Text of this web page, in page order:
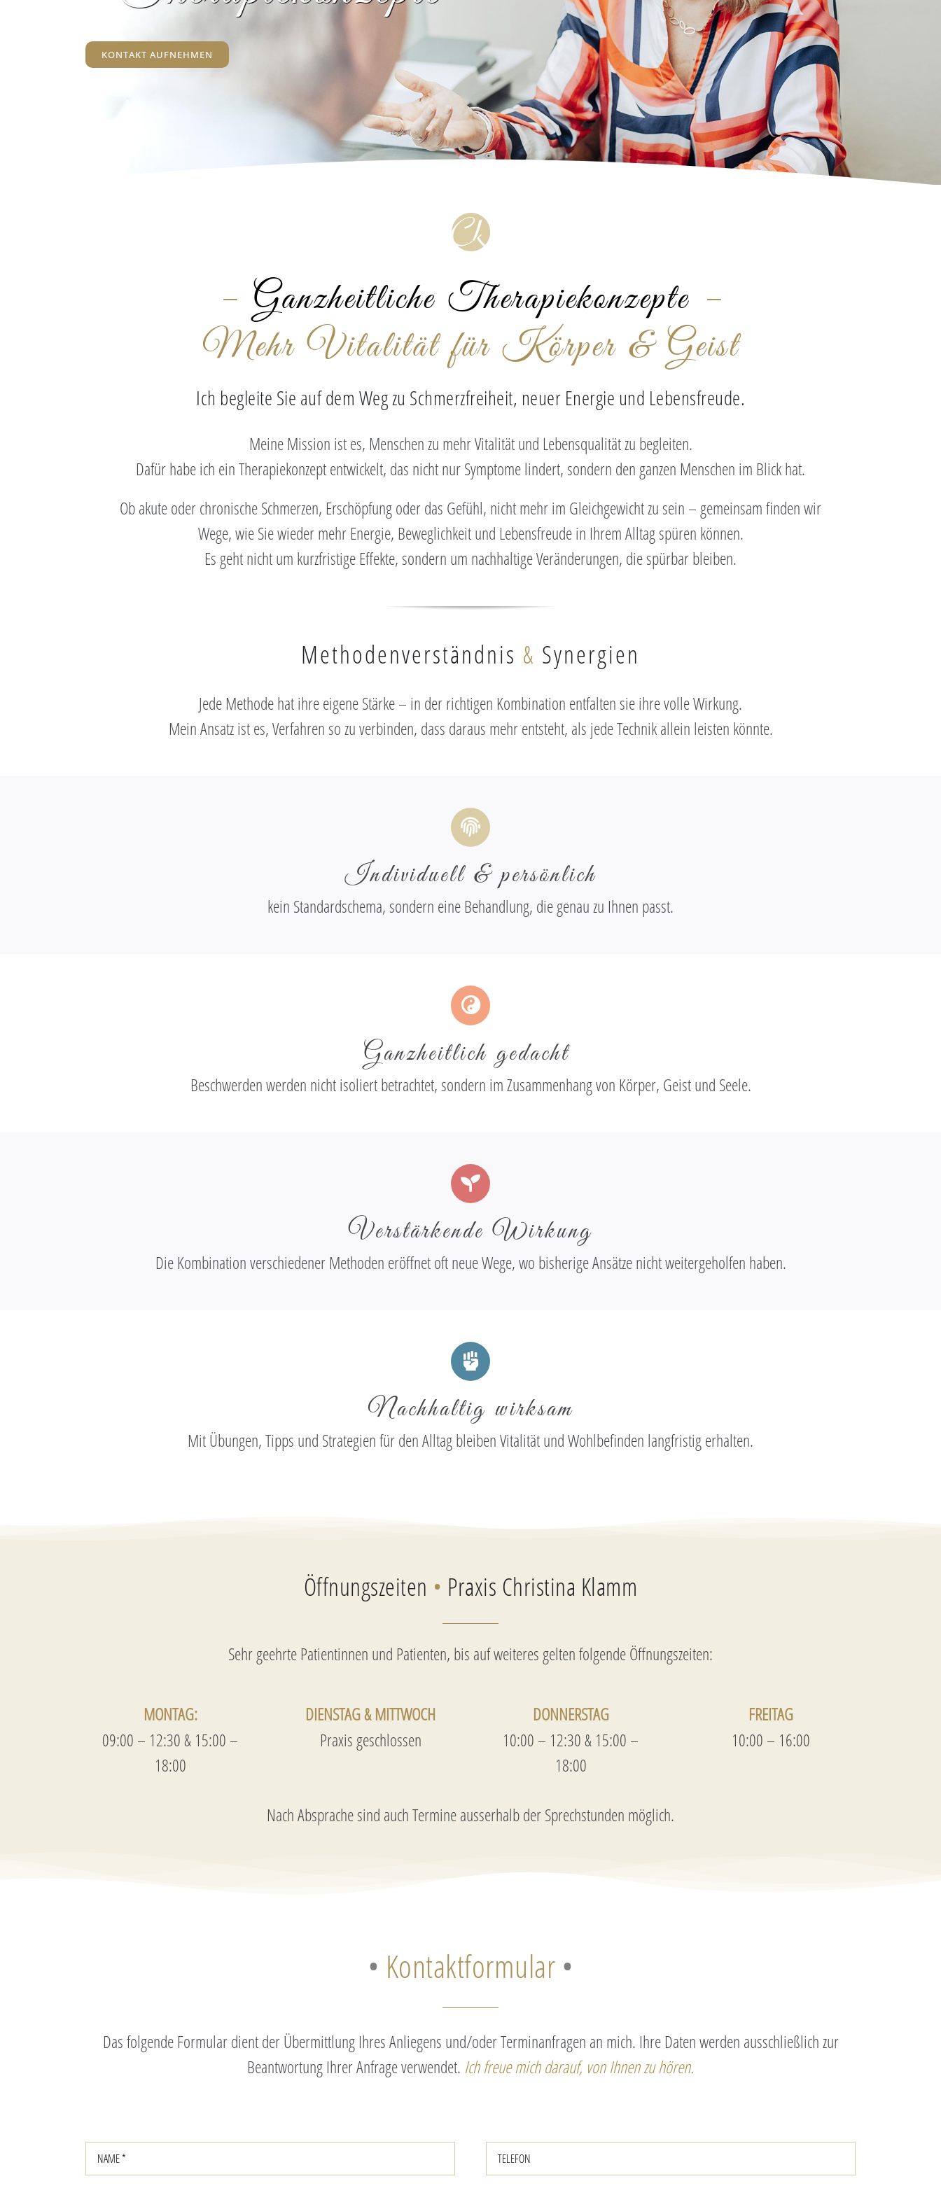
KONTAKT AUFNEHMEN
– Ganzheitliche Therapiekonzepte –
Mehr Vitalität für Körper & Geist
Ich begleite Sie auf dem Weg zu Schmerzfreiheit, neuer Energie und Lebensfreude.
Meine Mission ist es, Menschen zu mehr Vitalität und Lebensqualität zu begleiten.
Dafür habe ich ein Therapiekonzept entwickelt, das nicht nur Symptome lindert, sondern den ganzen Menschen im Blick hat.
Ob akute oder chronische Schmerzen, Erschöpfung oder das Gefühl, nicht mehr im Gleichgewicht zu sein – gemeinsam finden wir
Wege, wie Sie wieder mehr Energie, Beweglichkeit und Lebensfreude in Ihrem Alltag spüren können.
Es geht nicht um kurzfristige Effekte, sondern um nachhaltige Veränderungen, die spürbar bleiben.
Methodenverständnis & Synergien
Jede Methode hat ihre eigene Stärke – in der richtigen Kombination entfalten sie ihre volle Wirkung.
Mein Ansatz ist es, Verfahren so zu verbinden, dass daraus mehr entsteht, als jede Technik allein leisten könnte.
Individuell & persönlich
kein Standardschema, sondern eine Behandlung, die genau zu Ihnen passt.
Ganzheitlich gedacht
Beschwerden werden nicht isoliert betrachtet, sondern im Zusammenhang von Körper, Geist und Seele.
Verstärkende Wirkung
Die Kombination verschiedener Methoden eröffnet oft neue Wege, wo bisherige Ansätze nicht weitergeholfen haben.
Nachhaltig wirksam
Mit Übungen, Tipps und Strategien für den Alltag bleiben Vitalität und Wohlbefinden langfristig erhalten.
Öffnungszeiten • Praxis Christina Klamm
Sehr geehrte Patientinnen und Patienten, bis auf weiteres gelten folgende Öffnungszeiten:
MONTAG:
09:00 – 12:30 & 15:00 –
18:00
DIENSTAG & MITTWOCH
Praxis geschlossen
DONNERSTAG
10:00 – 12:30 & 15:00 –
18:00
FREITAG
10:00 – 16:00
Nach Absprache sind auch Termine ausserhalb der Sprechstunden möglich.
• Kontaktformular•
Das folgende Formular dient der Übermittlung Ihres Anliegens und/oder Terminanfragen an mich. Ihre Daten werden ausschließlich zur
Beantwortung Ihrer Anfrage verwendet. Ich freue michdarauf, vonIhnen zu hören.